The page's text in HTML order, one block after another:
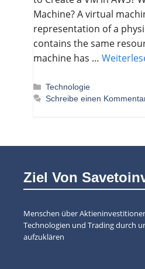
Machine? A virtual
representation of a
contains the same
machine has …
Kategorien
Technologie
Schreibe einen
Ziel Von
Menschen über
Technologien und Trading durch
aufzuklären